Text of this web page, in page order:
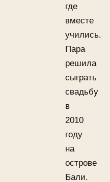
где
вместе
учились.
Пара
решила
сыграть
свадьбу
в
2010
году
на
острове
Бали.